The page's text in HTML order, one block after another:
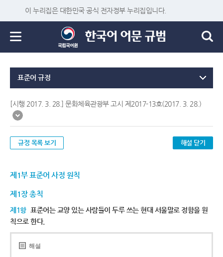
이 누리집은 대한민국 공식 전자정부 누리집입니다.
표준어 규정
[시행 2017. 3. 28.] 문화체육관광부 고시 제2017-13호(2017. 3. 28.)
규정 목록 보기 해설 닫기
제1부 표준어 사정 원칙
제1장 총칙
제1항 표준어는 교양 있는 사람들이 두루 쓰는 현대 서울말로 정함을 원
칙으로 한다.
해설